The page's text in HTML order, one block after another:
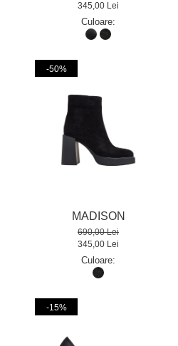
345,00 Lei
Culoare:
-50%
MADISON
690,00 Lei
345,00 Lei
Culoare:
-15%